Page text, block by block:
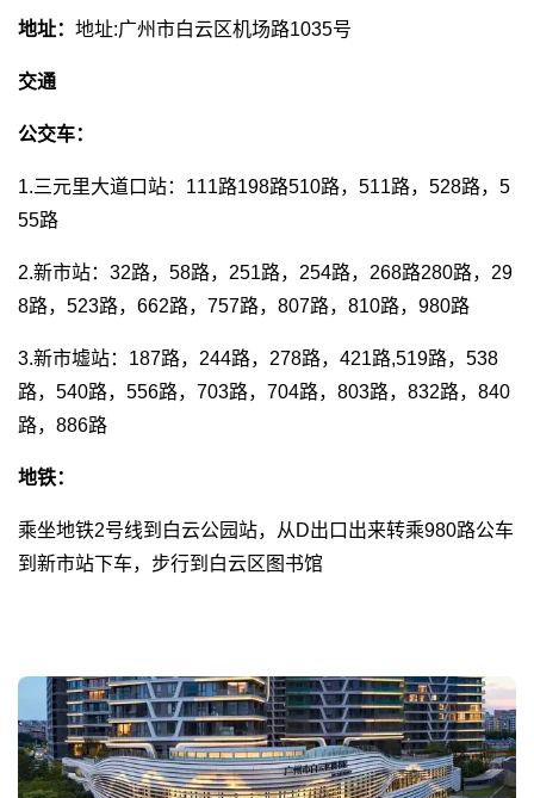
地址： 地址:广州市白云区机场路1035号
交通
公交车：
1.三元里大道口站：111路198路510路，511路，528路，5
55路
2.新市站：32路，58路，251路，254路，268路280路，29
8路，523路，662路，757路，807路，810路，980路
3.新市墟站：187路，244路，278路，421路,519路，538
路，540路，556路，703路，704路，803路，832路，840
路，886路
地铁：
乘坐地铁2号线到白云公园站，从D出口出来转乘980路公车
到新市站下车，步行到白云区图书馆